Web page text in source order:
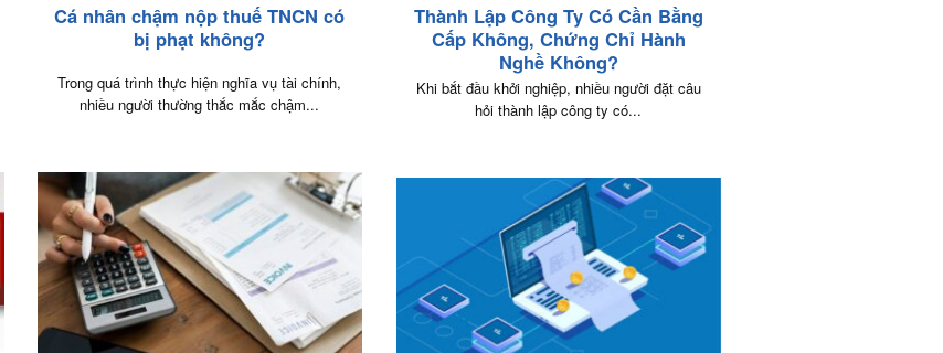
Cá nhân chậm nộp thuế TNCN có
bị phạt không?
Trong quá trình thực hiện nghĩa vụ tài chính,
nhiều người thường thắc mắc chậm...
Thành Lập Công Ty Có Cần Bằng
Cấp Không, Chứng Chỉ Hành
Nghề Không?
Khi bắt đầu khởi nghiệp, nhiều người đặt câu
hỏi thành lập công ty có...